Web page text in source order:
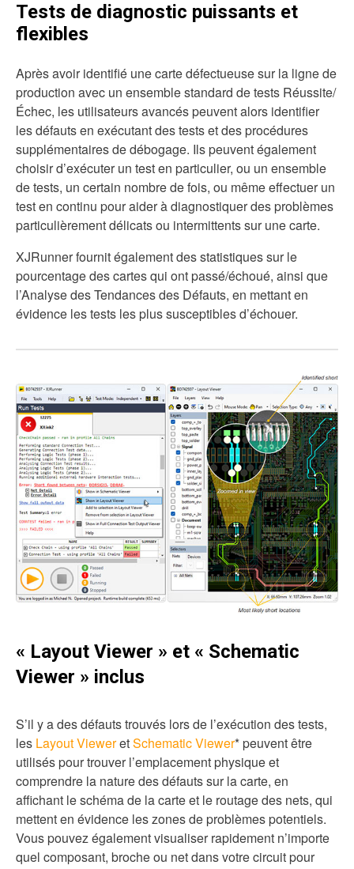
Tests de diagnostic puissants et
flexibles
Après avoir identifié une carte défectueuse sur la ligne de
production avec un ensemble standard de tests Réussite/
Échec, les utilisateurs avancés peuvent alors identifier
les défauts en exécutant des tests et des procédures
supplémentaires de débogage. Ils peuvent également
choisir d’exécuter un test en particulier, ou un ensemble
de tests, un certain nombre de fois, ou même effectuer un
test en continu pour aider à diagnostiquer des problèmes
particulièrement délicats ou intermittents sur une carte.
XJRunner fournit également des statistiques sur le
pourcentage des cartes qui ont passé/échoué, ainsi que
l’Analyse des Tendances des Défauts, en mettant en
évidence les tests les plus susceptibles d’échouer.
« Layout Viewer » et « Schematic
Viewer » inclus
S’il y a des défauts trouvés lors de l’exécution des tests,
les Layout VieweretSchematic Viewer* peuvent être
utilisés pour trouver l’emplacement physique et
comprendre la nature des défauts sur la carte, en
affichant le schéma de la carte et le routage des nets, qui
mettent en évidence les zones de problèmes potentiels.
Vous pouvez également visualiser rapidement n’importe
quel composant, broche ou net dans votre circuit pour